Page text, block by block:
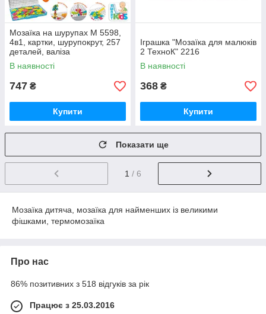
Мозаїка на шурупах M 5598,
4в1, картки, шурупокрут, 257
деталей, валіза
В наявності
747 ₴
Купити
Іграшка "Мозаїка для малюків
2 ТехноК" 2216
В наявності
368 ₴
Купити
Показати ще
1 / 6
Мозаїка дитяча, мозаїка для найменших із великими
фішками, термомозаїка
Про нас
86% позитивних з 518 відгуків за рік
Працює з 25.03.2016